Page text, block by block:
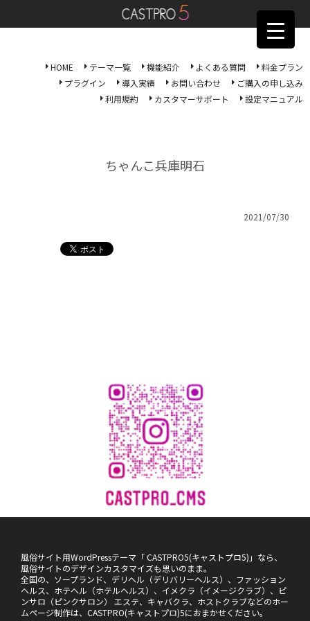
HOME テーマ一覧 機能紹介 よくある質問
料金プラン
プラグイン
導入実績 お問い合わせ
ご購入の申し込み
利用規約
カスタマーサポート 設定マニュアル
ちゃんこ兵庫明石
2021/07/30
風俗サイト用WordPressテーマ「 CASTPRO5(キャストプロ5)」なら、
風俗サイトのデザインカスタマイズも思いのまま。
全国の、ソープランド、デリヘル（デリバリーヘルス）、ファッション
ヘルス、ホテヘル（ホテルヘルス）、イメクラ（イメージクラブ）、ピ
ンサロ（ピンクサロン） エステ、キャバクラ、ホストクラブなどのホー
ムページ制作は、CASTPRO(キャストプロ)5におまかせください。